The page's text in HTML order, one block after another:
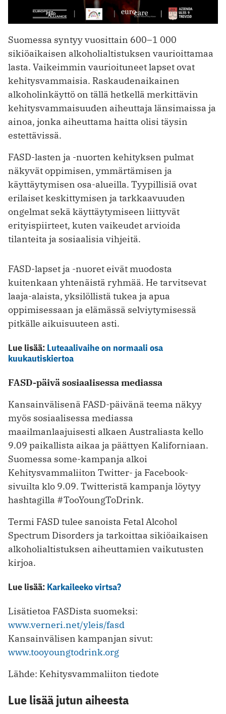
Suomessa syntyy vuosittain 600–1 000
sikiöaikaisen alkoholialtistuksen vaurioittamaa
lasta. Vaikeimmin vaurioituneet lapset ovat
kehitysvammaisia. Raskaudenaikainen
alkoholinkäyttö on tällä hetkellä merkittävin
kehitysvammaisuuden aiheuttaja länsimaissa ja
ainoa, jonka aiheuttama haitta olisi täysin
estettävissä.
FASD-lasten ja -nuorten kehityksen pulmat
näkyvät oppimisen, ymmärtämisen ja
käyttäytymisen osa-alueilla. Tyypillisiä ovat
erilaiset keskittymisen ja tarkkaavuuden
ongelmat sekä käyttäytymiseen liittyvät
erityispiirteet, kuten vaikeudet arvioida
tilanteita ja sosiaalisia vihjeitä.
FASD-lapset ja -nuoret eivät muodosta
kuitenkaan yhtenäistä ryhmää. He tarvitsevat
laaja-alaista, yksilöllistä tukea ja apua
oppimisessaan ja elämässä selviytymisessä
pitkälle aikuisuuteen asti.
Lue lisää: Luteaalivaihe on normaali osa
kuukautiskiertoa
FASD-päivä sosiaalisessa mediassa
Kansainvälisenä FASD-päivänä teema näkyy
myös sosiaalisessa mediassa
maailmanlaajuisesti alkaen Australiasta kello
9.09 paikallista aikaa ja päättyen Kaliforniaan.
Suomessa some-kampanja alkoi
Kehitysvammaliiton Twitter- ja Facebook-
sivuilta klo 9.09. Twitteristä kampanja löytyy
hashtagilla #TooYoungToDrink.
Termi FASD tulee sanoista Fetal Alcohol
Spectrum Disorders ja tarkoittaa sikiöaikaisen
alkoholialtistuksen aiheuttamien vaikutusten
kirjoa.
Lue lisää: Karkaileeko virtsa?
Lisätietoa FASDista suomeksi:
www.verneri.net/yleis/fasd
Kansainvälisen kampanjan sivut:
www.tooyoungtodrink.org
Lähde: Kehitysvammaliiton tiedote
Lue lisää jutun aiheesta